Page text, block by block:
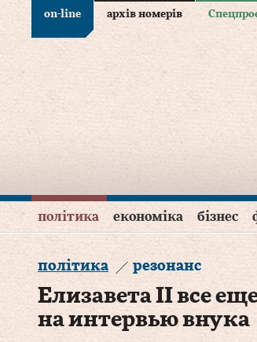
on-line архів номерів
політика економіка бізнес
політика резонанс
Елизавета II все
на интервью внука